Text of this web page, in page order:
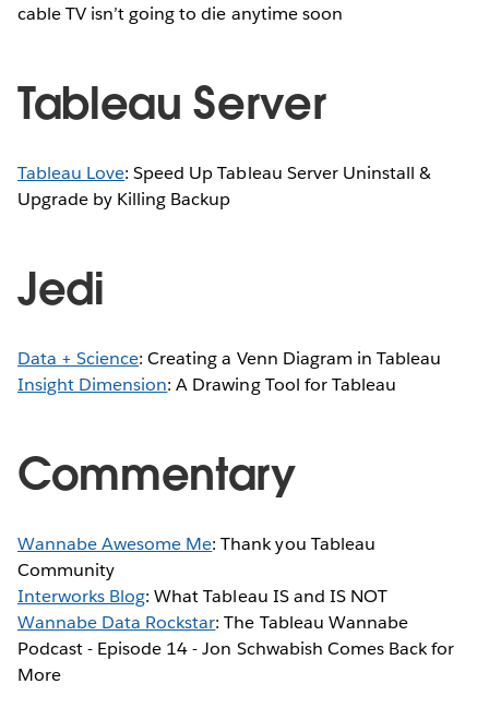
cable TV isn’t going to die anytime soon
Tableau Server
Tableau Love: Speed Up Tableau Server Uninstall &
Upgrade by Killing Backup
Jedi
Data + Science: Creating a Venn Diagram in Tableau
Insight Dimension: A Drawing Tool for Tableau
Commentary
Wannabe Awesome Me: Thank you Tableau
Community
Interworks Blog: What Tableau IS and IS NOT
Wannabe Data Rockstar: The Tableau Wannabe
Podcast - Episode 14 - Jon Schwabish Comes Back for
More